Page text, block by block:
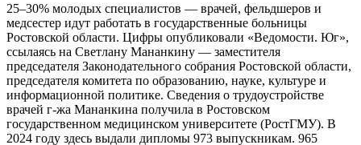
25–30% молодых специалистов — врачей, фельдшеров и
медсестер идут работать в государственные больницы
Ростовской области. Цифры опубликовали «Ведомости. Юг»,
ссылаясь на Светлану Мананкину — заместителя
председателя Законодательного собрания Ростовской области,
председателя комитета по образованию, науке, культуре и
информационной политике. Сведения о трудоустройстве
врачей г-жа Мананкина получила в Ростовском
государственном медицинском университете (РостГМУ). В
2024 году здесь выдали дипломы 973 выпускникам. 965